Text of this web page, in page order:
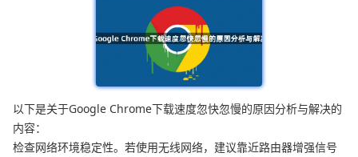
以下是关于Google Chrome下载速度忽快忽慢的原因分析与解决的
内容：
检查网络环境稳定性。若使用无线网络，建议靠近路由器增强信号